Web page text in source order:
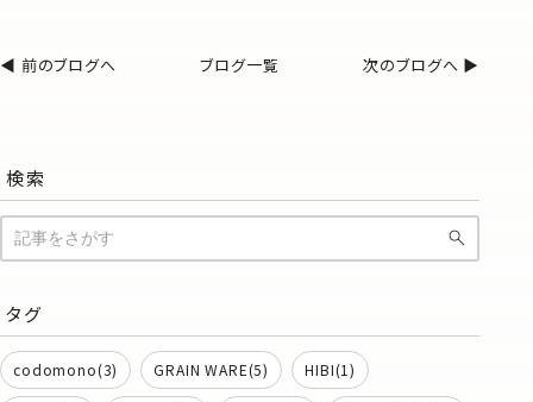
◀︎ 前のブログへ ブログ一覧 次のブログへ ▶︎
検索
タグ
codomono(3) GRAIN WARE(5) HIBI(1)